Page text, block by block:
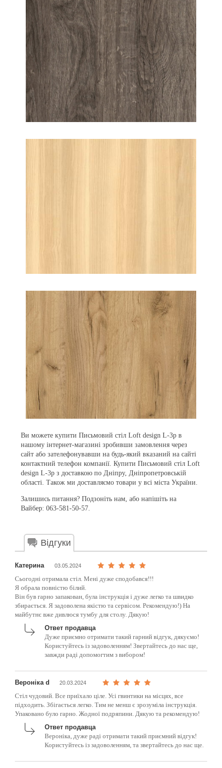
Ви можете купити Письмовий стіл Loft design L-3p в
нашому інтернет-магазині зробивши замовлення через
сайт або зателефонувавши на будь-який вказаний на сайті
контактний телефон компанії. Купити Письмовий стіл Loft
design L-3p з доставкою по Дніпру, Дніпропетровській
області. Також ми доставляємо товари у всі міста України.
Залишись питання? Подзоніть нам, або напішіть на
Вайбер: 063-581-50-57.
Відгуки
Катерина 03.05.2024
Сьогодні отримала стіл. Мені дуже сподобався!!!
Я обрала повністю білий.
Він був гарно запакован, була інструкція і дуже легко та швидко
збирається. Я задоволена якістю та сервісом. Рекомендую!) На
майбутнє вже дивлюся тумбу для столу. Дякую!
Ответ продавца
Дуже приємно отримати такий гарний відгук, дякуємо!
Користуйтесь із задоволенням! Звертайтесь до нас ще,
завжди раді допомогтим з вибором!
Вероніка d 20.03.2024
Стіл чудовий. Все приїхало ціле. Усі гвинтики на місцях, все
підходить. Збігається легко. Тим не менш є зрозуміла інструкція.
Упаковано було гарно. Жодної подряпини. Дякую та рекомендую!
Ответ продавца
Вероніка, дуже раді отримати такий приємний відгук!
Користуйтесь із задоволенням, та звертайтесь до нас ще.